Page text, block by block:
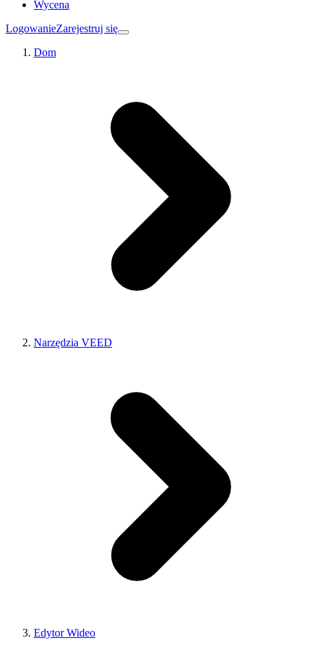
Wycena
LogowanieZarejestruj się
Dom
Narzędzia VEED
Edytor Wideo